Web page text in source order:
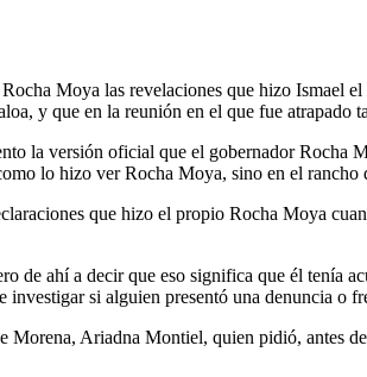
Moya las revelaciones que hizo Ismael el
y que en la reunión en el que fue atrapado
la versión oficial que el gobernador Rocha
lo hizo ver Rocha Moya, sino en el
que hizo el propio Rocha Moya
de ahí a decir que eso significa que él tenía
investigar si alguien presentó una denuncia
Morena, Ariadna Montiel, quien pidió, antes